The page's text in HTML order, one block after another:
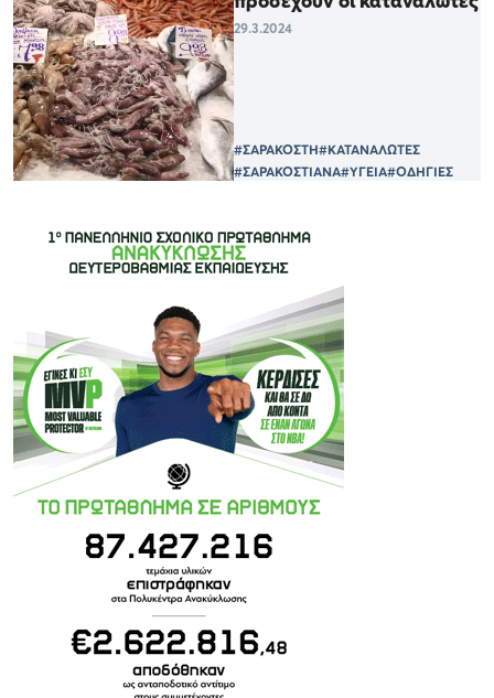
29.3.2024
#ΣΑΡΑΚΟΣΤΗ#ΚΑΤΑΝΑΛΩΤΕΣ
#ΣΑΡΑΚΟΣΤΙΑΝΑ#ΥΓΕΙΑ#ΟΔΗΓΙΕΣ